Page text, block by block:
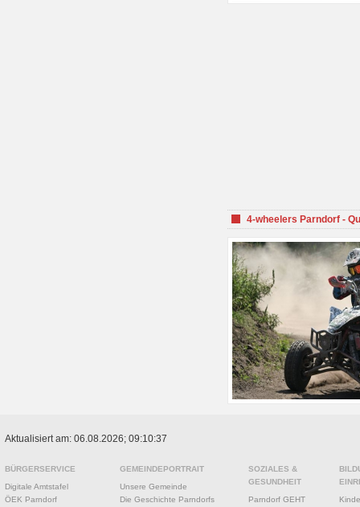
4-wheelers Parndorf -
Aktualisiert am: 06.08.2026; 09:10:37
BÜRGERSERVICE
Digitale Amtstafel
ÖEK Parndorf
GEMEINDEPORTRAIT
Unsere Gemeinde
Die Geschichte Parndorfs
SOZIALES &
GESUNDHEIT
Parndorf GEHT